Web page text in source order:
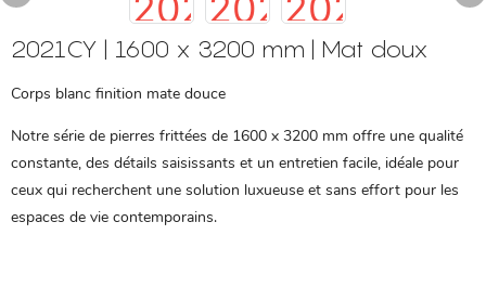
2021CY | 1600 x 3200 mm | Mat doux
Corps blanc finition mate douce
Notre série de pierres frittées de 1600 x 3200 mm offre une qualité
constante, des détails saisissants et un entretien facile, idéale pour
ceux qui recherchent une solution luxueuse et sans effort pour les
espaces de vie contemporains.